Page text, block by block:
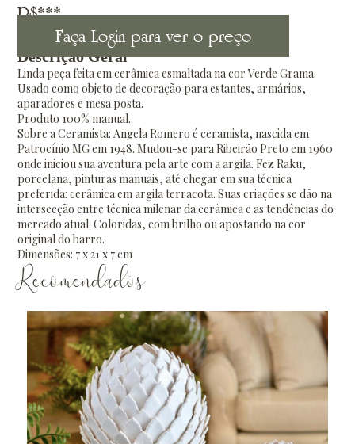
R$***
Faça Login para ver o preço
Descrição Geral
Linda peça feita em cerâmica esmaltada na cor Verde Grama.
Usado como objeto de decoração para estantes, armários,
aparadores e mesa posta.
Produto 100% manual.
Sobre a Ceramista: Angela Romero é ceramista, nascida em
Patrocínio MG em 1948. Mudou-se para Ribeirão Preto em 1960
onde iniciou sua aventura pela arte com a argila. Fez Raku,
porcelana, pinturas manuais, até chegar em sua técnica
preferida: cerâmica em argila terracota. Suas criações se dão na
intersecção entre técnica milenar da cerâmica e as tendências do
mercado atual. Coloridas, com brilho ou apostando na cor
original do barro.
Dimensões: 7 x 21 x 7 cm
Recomendados